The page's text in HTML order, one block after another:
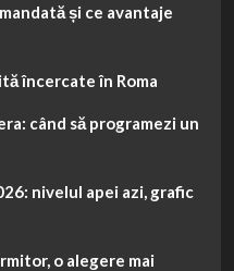
și ce avantaje
încercate în Roma
când să programezi un
nivelul apei azi, grafic
o alegere mai